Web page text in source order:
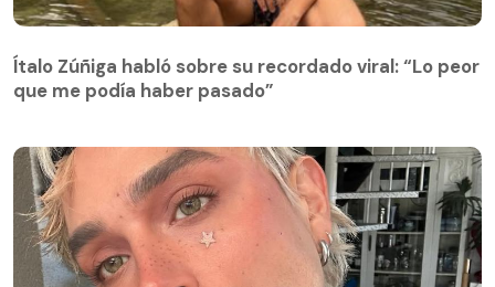
Ítalo Zúñiga habló sobre su recordado viral: “Lo peor
que me podía haber pasado”